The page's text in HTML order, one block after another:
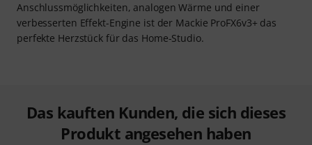
Anschlussmöglichkeiten, analogen Wärme und einer
verbesserten Effekt-Engine ist der Mackie ProFX6v3+ das
perfekte Herzstück für das Home-Studio.
Das kauften Kunden, die sich dieses
Produkt angesehen haben